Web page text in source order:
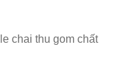
chai thu gom chất